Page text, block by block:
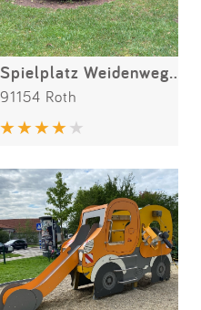
Spielplatz Weidenweg (aktuell gesperrt)
91154 Roth